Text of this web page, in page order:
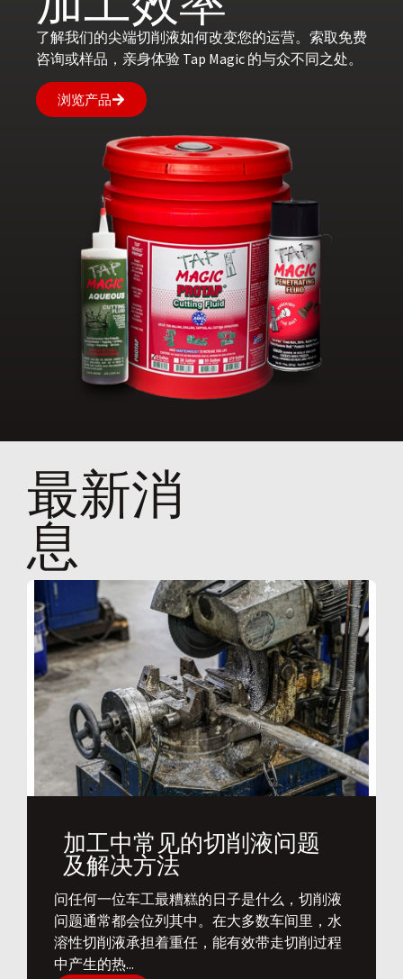
了解我们的尖端切削液如何改变您的运营。索取免费
咨询或样品，亲身体验 Tap Magic 的与众不同之处。
浏览产品
最新消
息
加工中常见的切削液问题
及解决方法
问任何一位车工最糟糕的日子是什么，切削液
问题通常都会位列其中。在大多数车间里，水
溶性切削液承担着重任，能有效带走切削过程
中产生的热...